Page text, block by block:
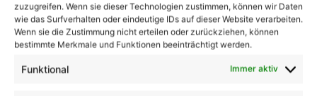
zuzugreifen. Wenn sie dieser Technologien zustimmen, können wir Daten
wie das Surfverhalten oder eindeutige IDs auf dieser Website verarbeiten.
Wenn sie die Zustimmung nicht erteilen oder zurückziehen, können
bestimmte Merkmale und Funktionen beeinträchtigt werden.
Funktional Immer aktiv
Abschluss
Die Wahl des richtigen Anbieters für die
Dienstleistungen der Elektrische Prüfung DGUV ist